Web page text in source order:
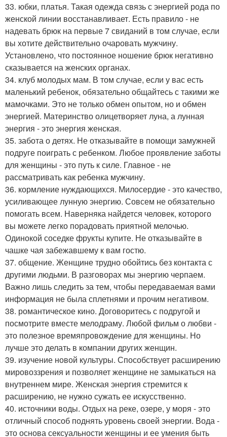
33. юбки, платья. Такая одежда связь с энергией рода по
женской линии восстанавливает. Есть правило - не
надевать брюк на первые 7 свиданий в том случае, если
вы хотите действительно очаровать мужчину.
Установлено, что постоянное ношение брюк негативно
сказывается на женских органах.
34. клуб молодых мам. В том случае, если у вас есть
маленький ребенок, обязательно общайтесь с такими же
мамочками. Это не только обмен опытом, но и обмен
энергией. Материнство олицетворяет луна, а лунная
энергия - это энергия женская.
35. забота о детях. Не отказывайте в помощи замужней
подруге поиграть с ребенком. Любое проявление заботы
для женщины - это путь к силе. Главное - не
рассматривать как ребенка мужчину.
36. кормление нуждающихся. Милосердие - это качество,
усиливающее лунную энергию. Совсем не обязательно
помогать всем. Наверняка найдется человек, которого
вы можете легко порадовать приятной мелочью.
Одинокой соседке фрукты купите. Не отказывайте в
чашке чая забежавшему к вам гостю.
37. общение. Женщине трудно обойтись без контакта с
другими людьми. В разговорах мы энергию черпаем.
Важно лишь следить за тем, чтобы передаваемая вами
информация не была сплетнями и прочим негативом.
38. романтическое кино. Договоритесь с подругой и
посмотрите вместе мелодраму. Любой фильм о любви -
это полезное времяпровождение для женщины. Но
лучше это делать в компании других женщин.
39. изучение новой культуры. Способствует расширению
мировоззрения и позволяет женщине не замыкаться на
внутреннем мире. Женская энергия стремится к
расширению, не нужно сужать ее искусственно.
40. источники воды. Отдых на реке, озере, у моря - это
отличный способ поднять уровень своей энергии. Вода -
это основа сексуальности женщины и ее умения быть